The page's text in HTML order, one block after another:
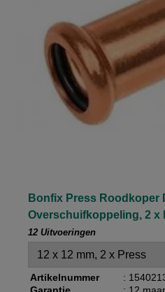
Bonfix Press Roodkoper
Overschuifkoppeling, 2 x
12 Uitvoeringen
Artikelnummer
: